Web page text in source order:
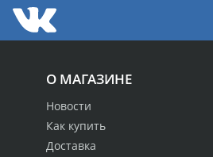
О МАГАЗИНЕ
Новости
Как купить
Доставка